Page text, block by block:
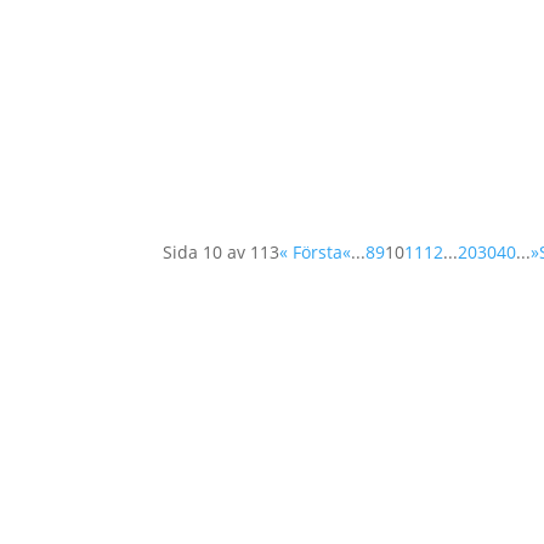
Sida 10 av 113« Första«...891011 12...203040...»